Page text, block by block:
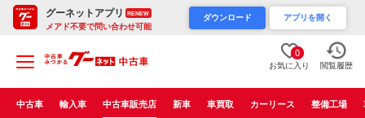
グーネットアプリ RENEW
メアド不要で問い合わせ可能
ダウンロード アプリを開く
0
お気に入り 閲覧履歴
中古車 輸入車 中古車販売店 新車 車買取 カーリース 整備工場